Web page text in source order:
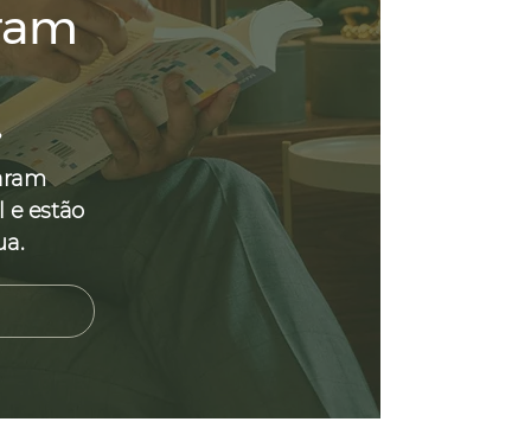
e estão